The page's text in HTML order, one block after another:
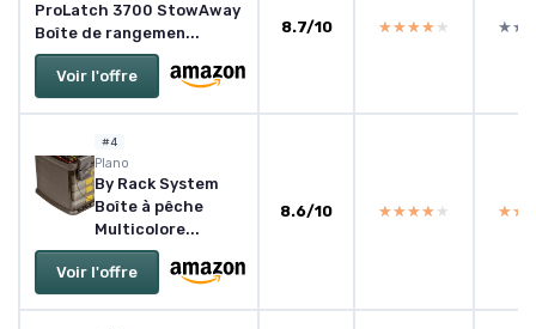
ProLatch 3700 StowAway
Boîte de rangemen...
Voir l'offre
8.7/10 ★★★★★
★★★★★
#4
Plano
By Rack System
Boîte à pêche
Multicolore...
Voir l'offre
8.6/10 ★★★★★
★★★★★